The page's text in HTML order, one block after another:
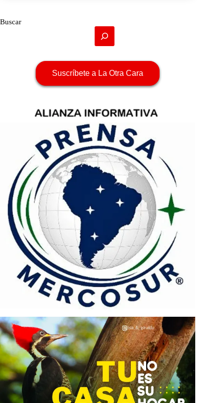
Buscar
Suscríbete a La Otra Cara